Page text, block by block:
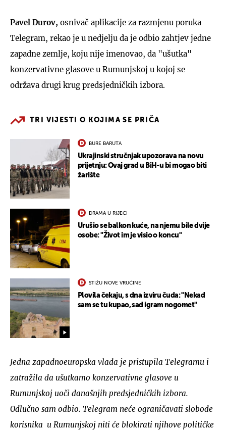
Pavel Durov, osnivač aplikacije za razmjenu poruka
Telegram, rekao je u nedjelju da je odbio zahtjev jedne
zapadne zemlje, koju nije imenovao, da "ušutka"
konzervativne glasove u Rumunjskoj u kojoj se
održava drugi krug predsjedničkih izbora.
TRI VIJESTI O KOJIMA SE PRIČA
BURE BARUTA
Ukrajinski stručnjak upozorava na novu
prijetnju: Ovaj grad u BiH-u bi mogao biti
žarište
DRAMA U RIJECI
Urušio se balkon kuće, na njemu bile dvije
osobe: "Život im je visio o koncu"
STIŽU NOVE VRUĆINE
Plovila čekaju, s dna izviru čuda: "Nekad
sam se tu kupao, sad igram nogomet"
Jedna zapadnoeuropska vlada je pristupila Telegramu i
zatražila da ušutkamo konzervativne glasove u
Rumunjskoj uoči današnjih predsjedničkih izbora.
Odlučno sam odbio. Telegram neće ograničavati slobode
korisnika u Rumunjskoj niti će blokirati njihove političke